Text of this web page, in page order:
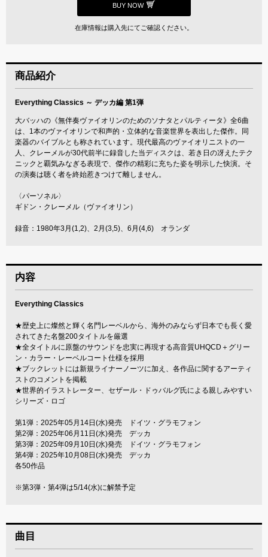
BUY NOW
在庫情報は購入先にてご確認ください。
商品紹介
Everything Classics ～ デッカ編 第1弾
大バッハの《無伴奏ヴァイオリンのためのソナタとパルティータ》全6曲
は、1本のヴァイオリンで和声的・立体的な音楽世界を表出した傑作。同
楽器のバイブルとも称されています。現代最高のヴァイオリニストの一
人、クレーメルが30代前半に録音した当ディスクは、若き日の冴えたテク
ニックと覇気みなぎる表現で、傑作の精彩に充ちた姿を明示した快演。そ
の演奏は聴く者を終始惹きつけて離しません。
〈パーソネル〉
ギドン・クレーメル（ヴァイオリン）
録音：1980年3月(1,2)、2月(3,5)、6月(4,6) オランダ
内容
Everything Classics
★歴史上に燦然と輝く名門レーベルから、海外のみならず日本でも長く愛
されてきた名盤200タイトルを厳選
★全タイトルに原盤のサウンドを忠実に再現する高音質UHQCD＋グリー
ン・カラー・レーベルコート仕様を採用
★ブックレットには新規ライナーノーツに加え、各作品に関するアーティ
ストのコメントを掲載
★世界的イラストレーター、セザール・ドゥバルグ氏による親しみやすい
シリーズ・ロゴ
第1弾：2025年05月14日(水)発売 ドイツ・グラモフォン
第2弾：2025年06月11日(水)発売 デッカ
第3弾：2025年09月10日(水)発売 ドイツ・グラモフォン
第4弾：2025年10月08日(水)発売 デッカ
各50作品
※第3弾・第4弾は5/14(水)に解禁予定
曲目